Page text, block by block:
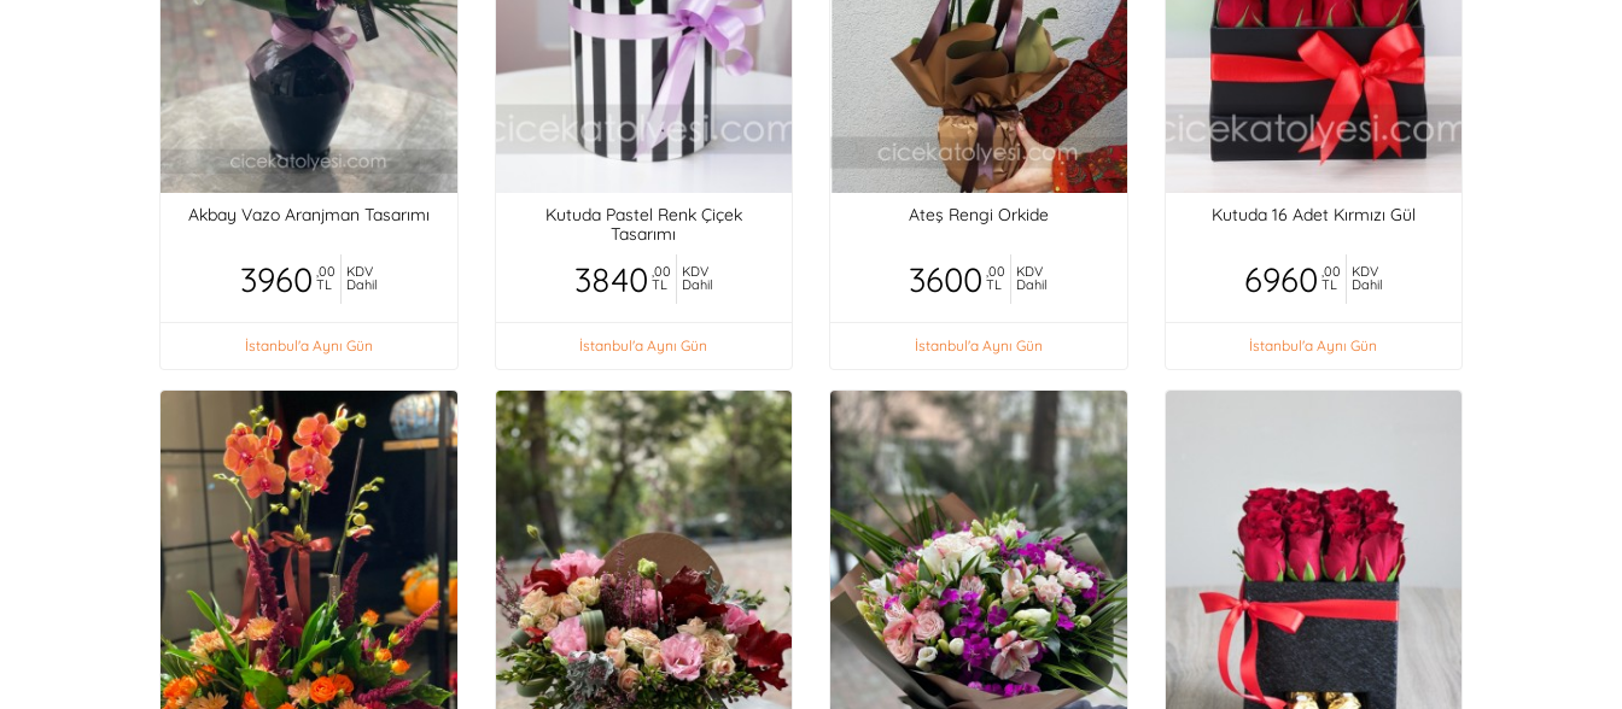
Akbay Vazo Aranjman Tasarımı
3960 ,00
TL
KDV
Dahil
İstanbul'a Aynı Gün
Kutuda Pastel Renk Çiçek
Tasarımı
3840 ,00
TL
KDV
Dahil
İstanbul'a Aynı Gün
Ateş Rengi Orkide
3600 ,00
TL
KDV
Dahil
İstanbul'a Aynı Gün
Kutuda 16 Adet Kırmızı Gül
6960 ,00
TL
KDV
Dahil
İstanbul'a Aynı Gün